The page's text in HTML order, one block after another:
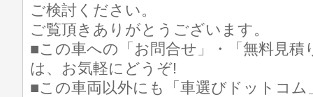
ご検討ください。
ご覧頂きありがとうございます。
■この車への「お問合せ」・「無料見積
は、お気軽にどうぞ!
■この車両以外にも「車選びドットコ